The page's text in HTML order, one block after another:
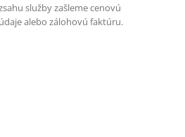
služby zašleme cenovú
alebo zálohovú faktúru.